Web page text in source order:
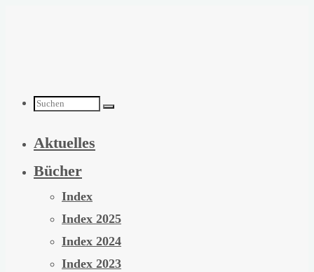
Suchen
nach:
Aktuelles
Bücher
Index
Index 2025
Index 2024
Index 2023